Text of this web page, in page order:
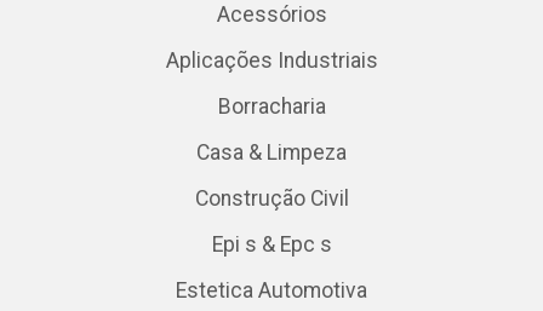
Acessórios
Aplicações Industriais
Borracharia
Casa & Limpeza
Construção Civil
Epi s & Epc s
Estetica Automotiva